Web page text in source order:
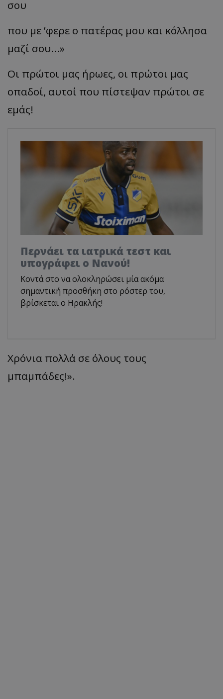
σου
που με ’φερε ο πατέρας μου και κόλλησα
μαζί σου...»
Οι πρώτοι μας ήρωες, οι πρώτοι μας
οπαδοί, αυτοί που πίστεψαν πρώτοι σε
εμάς!
Περνάει τα ιατρικά τεστ και
υπογράφει ο Νανού!
Κοντά στο να ολοκληρώσει μία ακόμα
σημαντική προσθήκη στο ρόστερ του,
βρίσκεται ο Ηρακλής!
Χρόνια πολλά σε όλους τους
μπαμπάδες!».